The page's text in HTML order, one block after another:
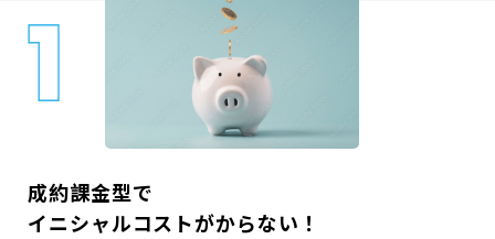
成約課金型で
イニシャルコストがからない！